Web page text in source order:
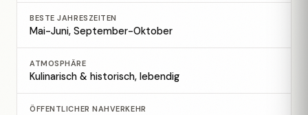
BESTE JAHRESZEITEN
Mai-Juni, September-Oktober
ATMOSPHÄRE
Kulinarisch & historisch, lebendig
ÖFFENTLICHER NAHVERKEHR